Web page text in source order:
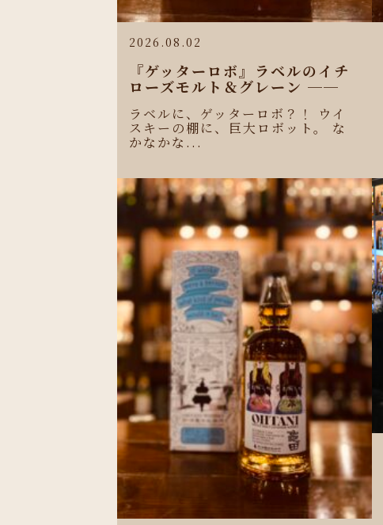
2026.08.02
『ゲッターロボ』ラベルのイチ
ローズモルト＆グレーン ──
ラベルに、ゲッターロボ？！ ウイ
スキーの棚に、巨大ロボット。 な
かなかな...